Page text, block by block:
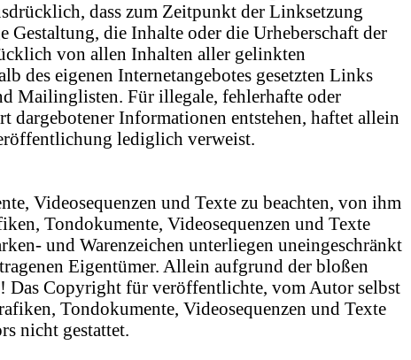
dass zum Zeitpunkt der Linksetzung
die Inhalte oder die Urheberschaft der
von allen Inhalten aller gelinkten
des eigenen Internetangebotes gesetzten Links
Mailinglisten. Für illegale, fehlerhafte oder
dargebotener Informationen entstehen, haftet allein
lediglich verweist.
Videosequenzen und Texte zu beachten, von ihm
Tondokumente, Videosequenzen und Texte
und Warenzeichen unterliegen uneingeschränkt
Eigentümer. Allein aufgrund der bloßen
Das Copyright für veröffentlichte, vom Autor selbst
Tondokumente, Videosequenzen und Texte
nicht gestattet.